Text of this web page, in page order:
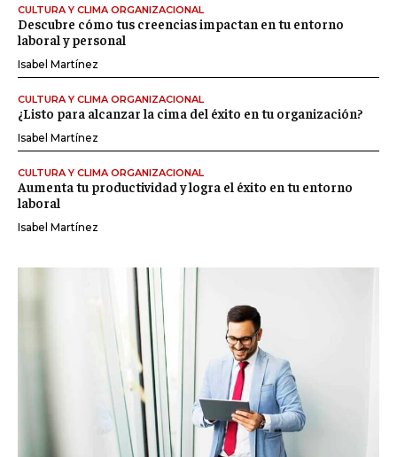
CULTURA Y CLIMA ORGANIZACIONAL
Descubre cómo tus creencias impactan en tu entorno
laboral y personal
Isabel Martínez
CULTURA Y CLIMA ORGANIZACIONAL
¿Listo para alcanzar la cima del éxito en tu organización?
Isabel Martínez
CULTURA Y CLIMA ORGANIZACIONAL
Aumenta tu productividad y logra el éxito en tu entorno
laboral
Isabel Martínez